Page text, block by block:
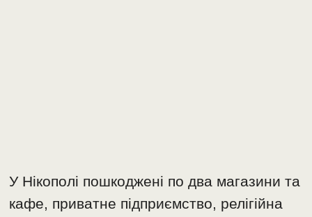
У Нікополі пошкоджені по два магазини та
кафе, приватне підприємство, релігійна